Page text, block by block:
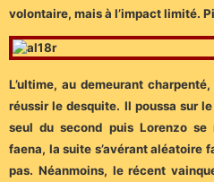
volontaire, mais à l’impact limité.
L’ultime, au demeurant
réussir le desquite. Il poussa sur
seul du second puis Lorenzo
faena, la suite s’avérant aléatoire
pas. Néanmoins, le récent